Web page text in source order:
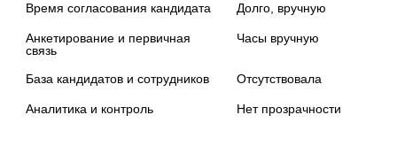
Время согласования кандидата Долго, вручную
Анкетирование и первичная
связь
Часы вручную
База кандидатов и сотрудников Отсутствовала
Аналитика и контроль Нет прозрачности